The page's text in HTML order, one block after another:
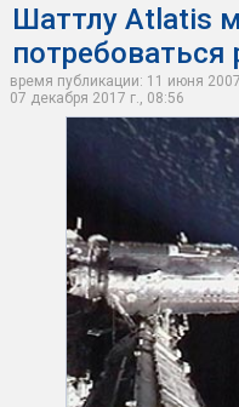
Шаттлу Atlatis
время публикации: 11 июня
07 декабря 2017 г., 08:56